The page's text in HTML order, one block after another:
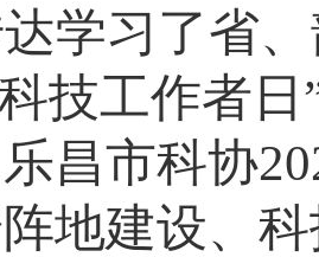
学习了省、
技工作者
昌市科协
地建设、